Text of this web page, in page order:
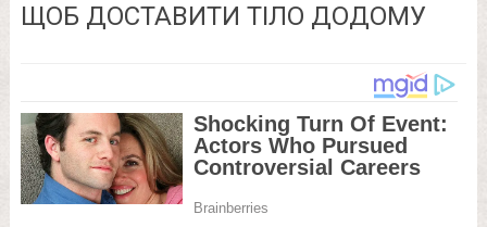
ЩОБ ДОСТАВИТИ ТІЛО ДОДОМУ